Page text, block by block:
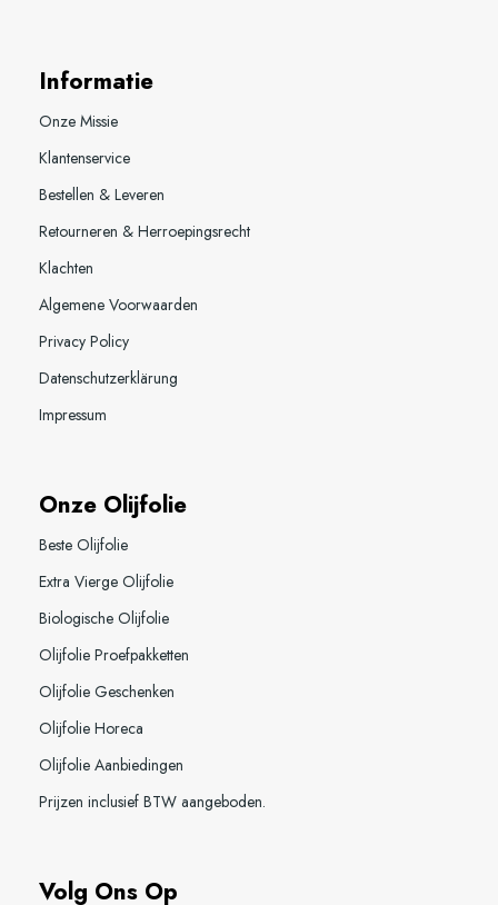
Informatie
Onze Missie
Klantenservice
Bestellen & Leveren
Retourneren & Herroepingsrecht
Klachten
Algemene Voorwaarden
Privacy Policy
Datenschutzerklärung
Impressum
Onze Olijfolie
Beste Olijfolie
Extra Vierge Olijfolie
Biologische Olijfolie
Olijfolie Proefpakketten
Olijfolie Geschenken
Olijfolie Horeca
Olijfolie Aanbiedingen
Prijzen inclusief BTW aangeboden.
Volg Ons Op